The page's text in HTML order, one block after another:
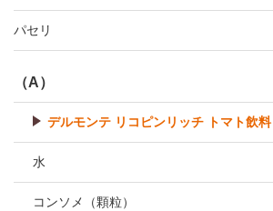
パセリ
（A）
デルモンテ リコピンリッチ トマト飲料
水
コンソメ（顆粒）